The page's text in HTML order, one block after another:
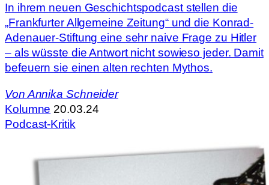
In ihrem neuen Geschichtspodcast stellen die
„Frankfurter Allgemeine Zeitung“ und die Konrad-
Adenauer-Stiftung eine sehr naive Frage zu Hitler
– als wüsste die Antwort nicht sowieso jeder. Damit
befeuern sie einen alten rechten Mythos.
Von Annika Schneider
Kolumne 20.03.24
Podcast-Kritik